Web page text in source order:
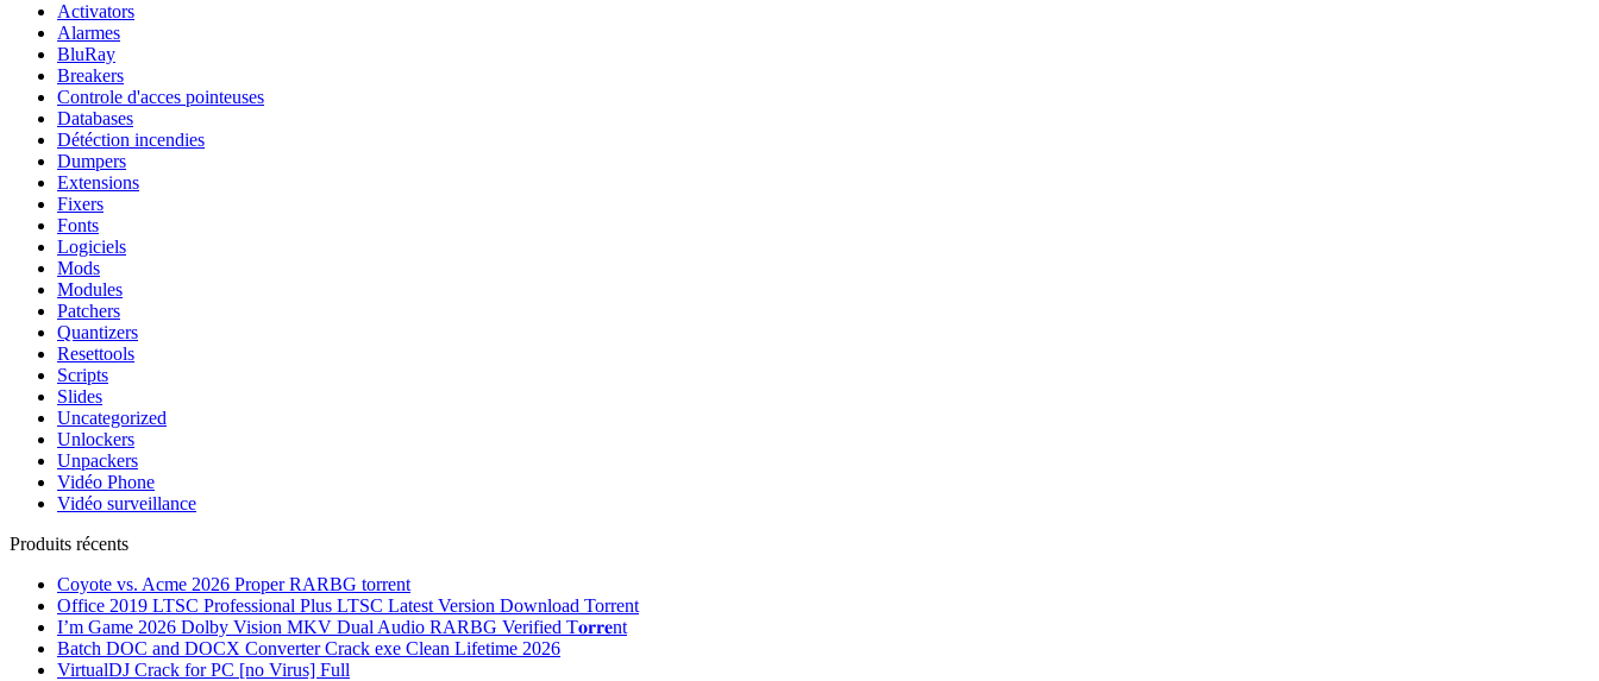
Activators
Alarmes
BluRay
Breakers
Controle d'acces pointeuses
Databases
Détéction incendies
Dumpers
Extensions
Fixers
Fonts
Logiciels
Mods
Modules
Patchers
Quantizers
Resettools
Scripts
Slides
Uncategorized
Unlockers
Unpackers
Vidéo Phone
Vidéo surveillance
Produits récents
Coyote vs. Acme 2026 Proper RARBG torrent
Office 2019 LTSC Professional Plus LTSC Latest Version Dоwnlоad Torrent
I’m Game 2026 Dolby Vision MKV Dual Audio RARBG Verified T𝐨𝐫𝐫𝐞nt
Batch DOC and DOCX Converter Crack exe Clean Lifetime 2026
VirtualDJ Crack for PC [no Virus] Full